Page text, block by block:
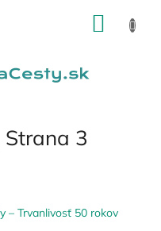
Strana 3
– Trvanlivosť 50 rokov